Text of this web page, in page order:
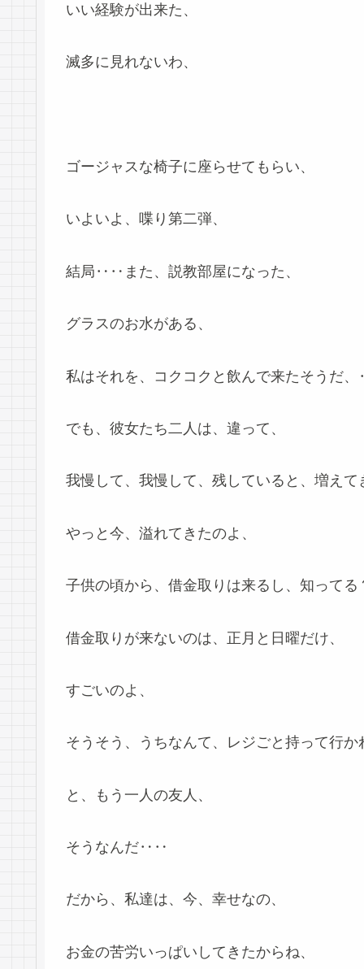
いい経験が出来た、
滅多に見れないわ、
ゴージャスな椅子に座らせてもらい、
いよいよ、喋り第二弾、
結局‥‥また、説教部屋になった、
グラスのお水がある、
私はそれを、コクコクと飲んで来たそうだ
でも、彼女たち二人は、違って、
我慢して、我慢して、残していると、増えて
やっと今、溢れてきたのよ、
子供の頃から、借金取りは来るし、知ってる
借金取りが来ないのは、正月と日曜だけ、
すごいのよ、
そうそう、うちなんて、レジごと持って行か
と、もう一人の友人、
そうなんだ‥‥
だから、私達は、今、幸せなの、
お金の苦労いっぱいしてきたからね、